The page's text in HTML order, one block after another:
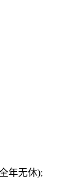
年无休);